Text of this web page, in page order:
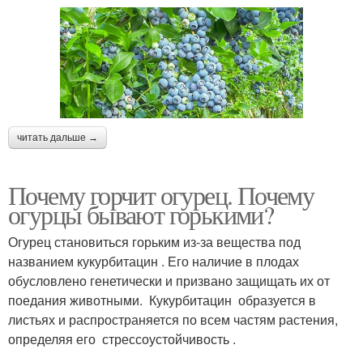
читать дальше →
Почему горчит огурец. Почему
огурцы бывают горькими?
Огурец становиться горьким из-за вещества под
названием кукурбитацин . Его наличие в плодах
обусловлено генетически и призвано защищать их от
поедания животными. Кукурбитацин образуется в
листьях и распространяется по всем частям растения,
определяя его стрессоустойчивость .